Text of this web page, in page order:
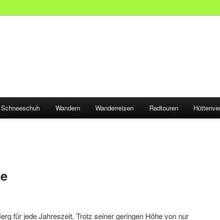
Schneeschuh Wandern Wanderreisen Radtouren
für jede Jahreszeit. Trotz seiner geringen Höhe von nur